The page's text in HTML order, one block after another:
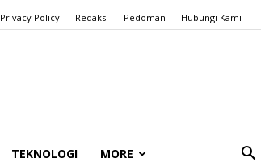
Privacy Policy Redaksi Pedoman Hubungi Kami
TEKNOLOGI MORE